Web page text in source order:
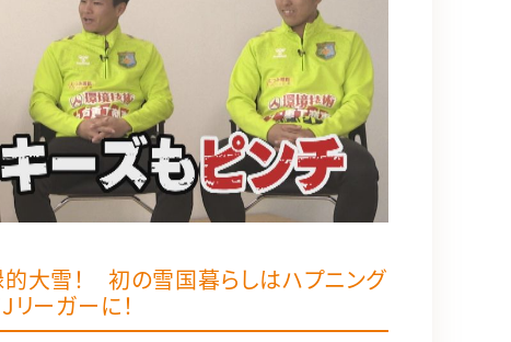
的大雪！ 初の雪国暮らしはハプニング
ーガーに！